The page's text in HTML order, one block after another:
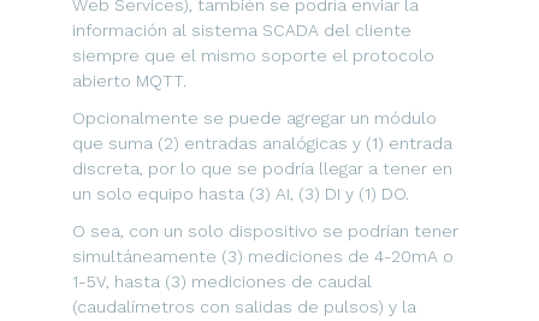
Web Services), también se podría enviar la
información al sistema SCADA del cliente
siempre que el mismo soporte el protocolo
abierto MQTT.
Opcionalmente se puede agregar un módulo
que suma (2) entradas analógicas y (1) entrada
discreta, por lo que se podría llegar a tener en
un solo equipo hasta (3) AI, (3) DI y (1) DO.
O sea, con un solo dispositivo se podrían tener
simultáneamente (3) mediciones de 4-20mA o
1-5V, hasta (3) mediciones de caudal
(caudalímetros con salidas de pulsos) y la